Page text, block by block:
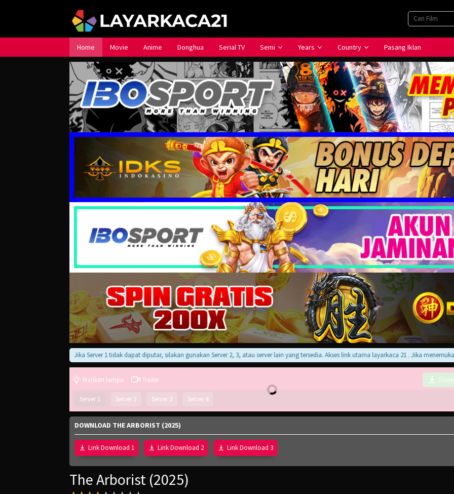
Home Movie Anime Donghua Serial TV Semi Years Country Pasang Iklan
Jika Server 1 tidak dapat diputar, silakan gunakan Server 2, 3, atau server lain yang tersedia. Akses link utama layarkaca 21 . Jika menemukan
Matikan lampu Trailer
Server 1 Server 2 Server 3 Server 4
DOWNLOAD THE ARBORIST (2025)
Link Download 1 Link Download 2 Link Download 3
The Arborist (2025)